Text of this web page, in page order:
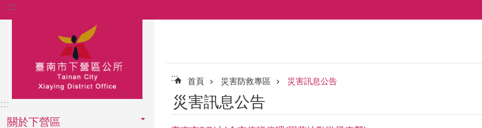
跳到主要內容區塊
:::
:::
關於下營區
::: 首頁 災害防救專區 災害訊息公告
災害訊息公告